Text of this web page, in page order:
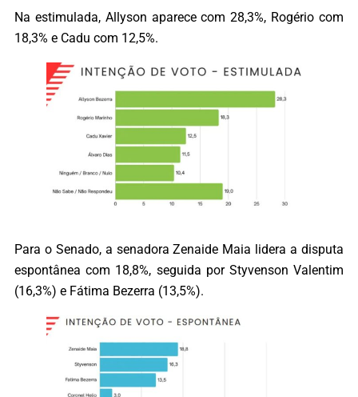
Na estimulada, Allyson aparece com 28,3%, Rogério com
18,3% e Cadu com 12,5%.
Para o Senado, a senadora Zenaide Maia lidera a disputa
espontânea com 18,8%, seguida por Styvenson Valentim
(16,3%) e Fátima Bezerra (13,5%).